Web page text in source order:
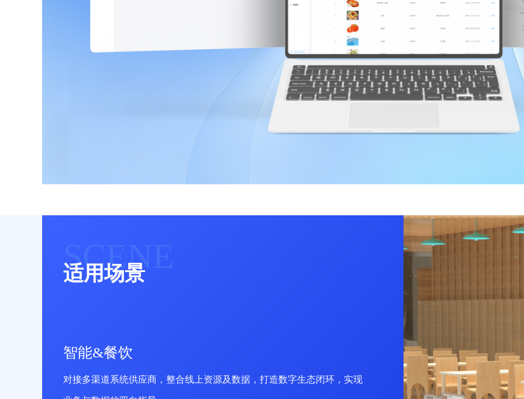
SCENE
适用场景
智能&餐饮
对接多渠道系统供应商，整合线上资源及数据，打造数字生态闭环，实现